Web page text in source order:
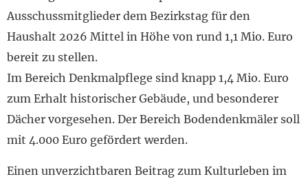
Ausschussmitglieder dem Bezirkstag für den
Haushalt 2026 Mittel in Höhe von rund 1,1 Mio. Euro
bereit zu stellen.
Im Bereich Denkmalpflege sind knapp 1,4 Mio. Euro
zum Erhalt historischer Gebäude, und besonderer
Dächer vorgesehen. Der Bereich Bodendenkmäler soll
mit 4.000 Euro gefördert werden.
Einen unverzichtbaren Beitrag zum Kulturleben im